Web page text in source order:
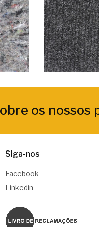
os nossos
Siga-nos
Facebook
Linkedin